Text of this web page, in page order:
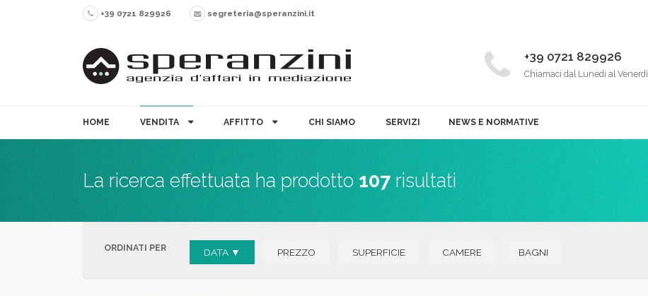
+39 0721 829926 segreteria@speranzini.it
+39 0721 829926
Chiamaci dal Lunedì al Venerdì
HOME VENDITA AFFITTO CHI SIAMO SERVIZI NEWS E NORMATIVE
La ricerca effettuata ha prodotto 107risultati
ORDINATI PER DATA ▼ PREZZO SUPERFICIE CAMERE BAGNI